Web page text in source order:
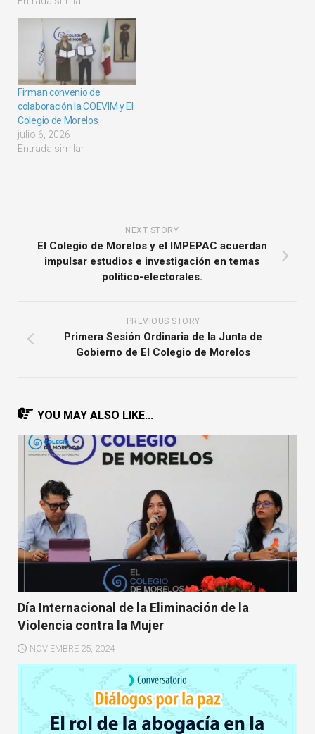
Firman convenio de
colaboración la COEVIM y El
Colegio de Morelos
julio 6, 2026
Entrada similar
NEXT STORY
El Colegio de Morelos y el IMPEPAC acuerdan
impulsar estudios e investigación en temas
político-electorales.
PREVIOUS STORY
Primera Sesión Ordinaria de la Junta de
Gobierno de El Colegio de Morelos
YOU MAY ALSO LIKE...
Día Internacional de la Eliminación de la
Violencia contra la Mujer
NOVIEMBRE 25, 2024